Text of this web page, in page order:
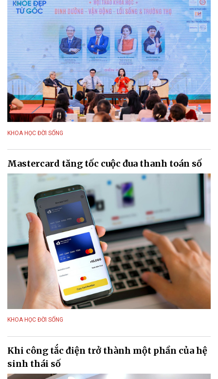
KHOA HỌC ĐỜI SỐNG
Mastercard tăng tốc cuộc đua thanh toán số
KHOA HỌC ĐỜI SỐNG
Khi công tắc điện trở thành một phần của hệ
sinh thái số